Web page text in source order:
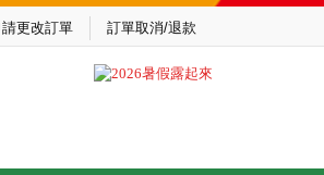
更改訂單 訂單取消/退款